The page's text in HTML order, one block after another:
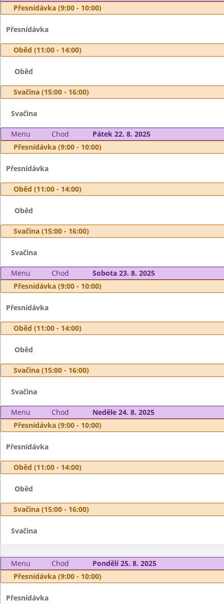
Přesnídávka (9:00 - 10:00)
Přesnídávka
Oběd (11:00 - 14:00)
Oběd
Svačina (15:00 - 16:00)
Svačina
Menu Chod
Pátek 22. 8. 2025
Přesnídávka (9:00 - 10:00)
Přesnídávka
Oběd (11:00 - 14:00)
Oběd
Svačina (15:00 - 16:00)
Svačina
Menu Chod
Sobota 23. 8. 2025
Přesnídávka (9:00 - 10:00)
Přesnídávka
Oběd (11:00 - 14:00)
Oběd
Svačina (15:00 - 16:00)
Svačina
Menu Chod
Neděle 24. 8. 2025
Přesnídávka (9:00 - 10:00)
Přesnídávka
Oběd (11:00 - 14:00)
Oběd
Svačina (15:00 - 16:00)
Svačina
Menu Chod
Pondělí 25. 8. 2025
Přesnídávka (9:00 - 10:00)
Přesnídávka